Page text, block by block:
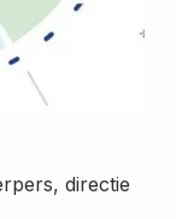
directie